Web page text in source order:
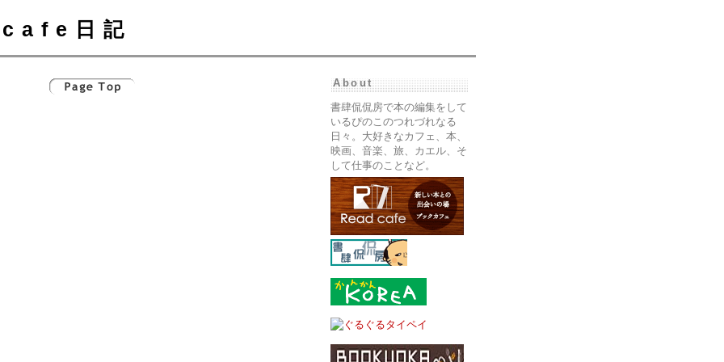
cafe日記
About
書肆侃侃房で本の編集をして
いるぴのこのつれづれなる
日々。大好きなカフェ、本、
映画、音楽、旅、カエル、そ
して仕事のことなど。